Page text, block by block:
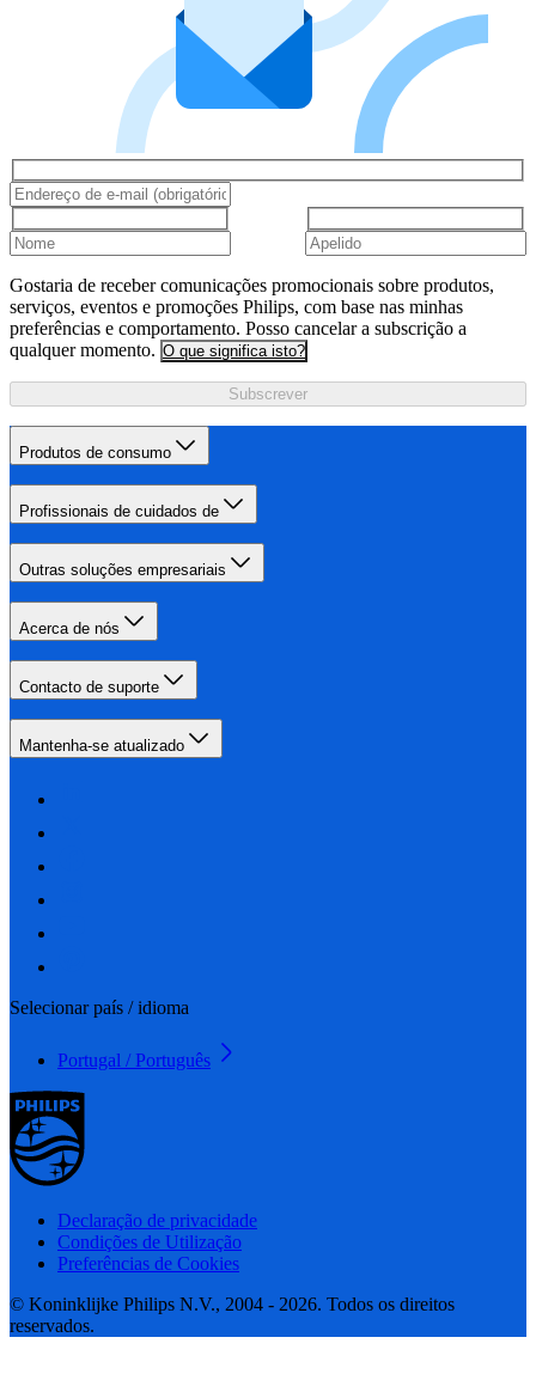
Gostaria de receber comunicações promocionais sobre produtos,
serviços, eventos e promoções Philips, com base nas minhas
preferências e comportamento. Posso cancelar a subscrição a
qualquer momento. O que significa isto?
Subscrever
Produtos de consumo
Profissionais de cuidados de
Outras soluções empresariais
Acerca de nós
Contacto de suporte
Mantenha-se atualizado
Selecionar país / idioma
Portugal / Português
Declaração de privacidade
Condições de Utilização
Preferências de Cookies
© Koninklijke Philips N.V., 2004 - 2026. Todos os direitos
reservados.